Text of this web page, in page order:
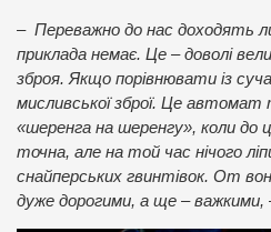
– Переважно до нас доходять
приклада немає. Це – доволі
зброя. Якщо порівнювати із
мисливської зброї. Це автомат
«шеренга на шеренгу», коли до
точна, але на той час нічого
снайперських гвинтівок. От
дуже дорогими, а ще – важкими,